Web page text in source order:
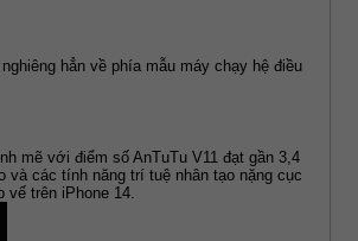
nghiêng hẳn về phía mẫu máy chạy hệ điều
mẽ với điểm số AnTuTu V11 đạt gần 3,4
các tính năng trí tuệ nhân tạo nặng cục
vế trên iPhone 14.